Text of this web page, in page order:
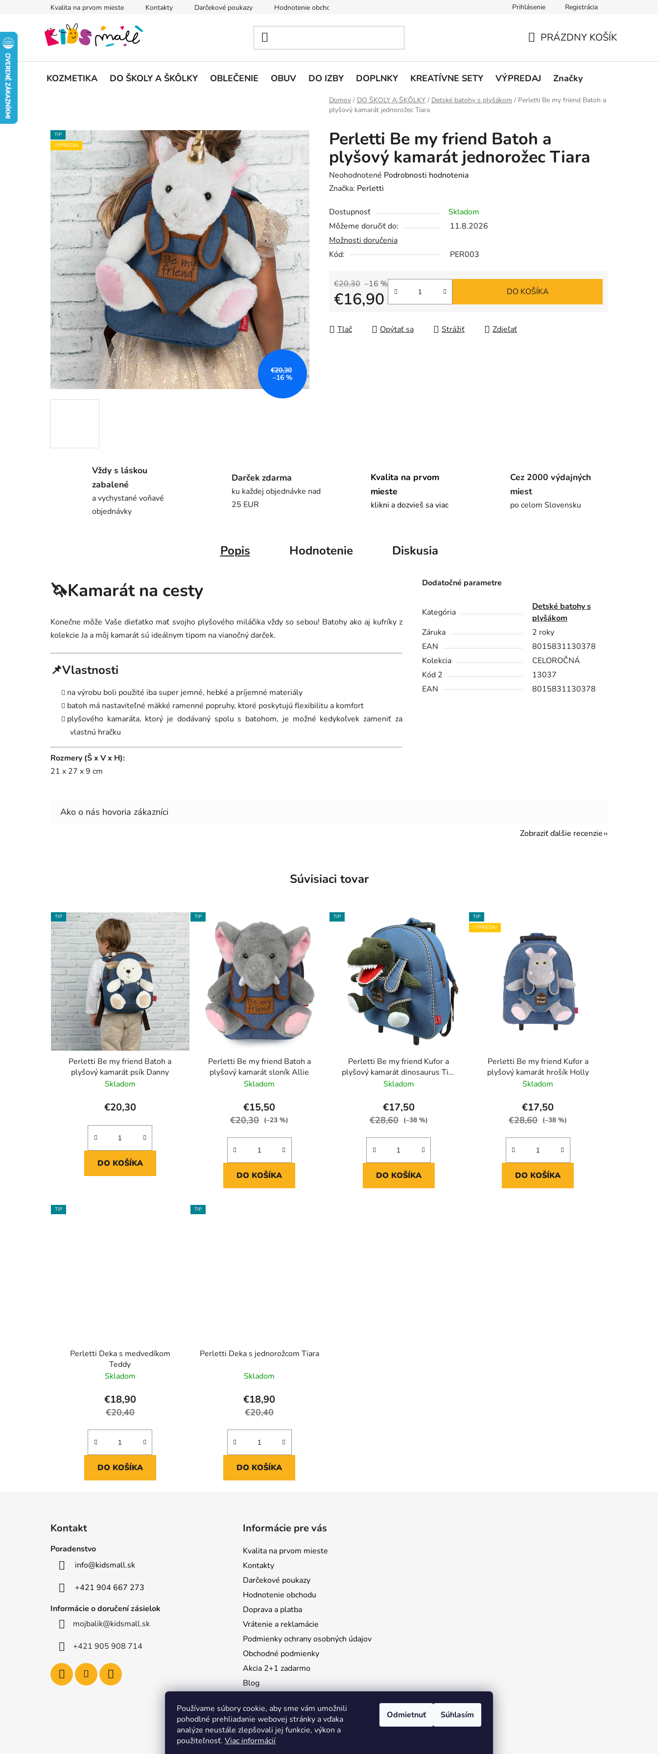
Používame súbory cookie, aby sme vám umožnili
pohodlné prehliadanie webovej stránky a vďaka
analýze neustále zlepšovali jej funkcie, výkon a
použiteľnosť. Viac informácií
Odmietnuť Súhlasím
Kvalita na prvom mieste Kontakty Darčekové poukazy Hodnotenie obchodu Podmienky ochrany osobných údajov
Prihlásenie Registrácia
KOŠÍK
PRÁZDNY KOŠÍK
KOZMETIKA DO ŠKOLY A ŠKÔLKY OBLEČENIE OBUV DO IZBY DOPLNKY KREATÍVNE SETY VÝPREDAJ Značky
Domov / DO ŠKOLY A ŠKÔLKY / Detské batohy s plyšákom / Perletti Be my friend Batoh a
plyšový kamarát jednorožec Tiara
Perletti Be my friend Batoh a
plyšový kamarát jednorožec Tiara
Priemerné
hodnotenie
je
0,0
z
5
Neohodnotené Podrobnosti hodnotenia
Značka: Perletti
Dostupnosť
Skladom
Môžeme doručiť do:
11.8.2026
Možnosti doručenia
Kód:
PER003
€20,30 –16 %
€16,90 DO KOŠÍKA
Tlač Opýtať sa Strážiť Zdieľať
TIP
VÝPREDAJ
€20,30
–16 %
Vždy s láskou
zabalené
a vychystané voňavé
objednávky
Darček zdarma
ku každej objednávke nad
25 EUR
Kvalita na prvom
mieste
klikni a dozvieš sa viac
Cez 2000 výdajných
miest
po celom Slovensku
Popis Hodnotenie Diskusia
🦄Kamarát na cesty
Konečne môže Vaše dieťatko mať svojho plyšového miláčika vždy so sebou! Batohy ako aj kufríky z
kolekcie Ja a môj kamarát sú ideálnym tipom na vianočný darček.
📌Vlastnosti
na výrobu boli použité iba super jemné, hebké a príjemné materiály
batoh má nastaviteľné mäkké ramenné popruhy, ktoré poskytujú flexibilitu a komfort
plyšového kamaráta, ktorý je dodávaný spolu s batohom, je možné kedykoľvek zameniť za
vlastnú hračku
Rozmery (Š x V x H):
21 x 27 x 9 cm
Dodatočné parametre
Kategória
Detské batohy s
plyšákom
Záruka
2 roky
EAN
8015831130378
Kolekcia
CELOROČNÁ
Kód 2
13037
EAN
8015831130378
Zobraziť ďalšie recenzie
Súvisiaci tovar
TIP
Perletti Be my friend Batoh a
plyšový kamarát psík Danny
Skladom
€20,30
DO KOŠÍKA
TIP
Perletti Be my friend Batoh a
plyšový kamarát sloník Allie
Skladom
€15,50
€20,30 (–23 %)
DO KOŠÍKA
TIP
Perletti Be my friend Kufor a
plyšový kamarát dinosaurus Tim
Rex
Skladom
€17,50
€28,60 (–38 %)
DO KOŠÍKA
TIP
VÝPREDAJ
Perletti Be my friend Kufor a
plyšový kamarát hrošík Holly
Skladom
€17,50
€28,60 (–38 %)
DO KOŠÍKA
TIP
Perletti Deka s medvedíkom
Teddy
Skladom
€18,90
€20,40
DO KOŠÍKA
TIP
Perletti Deka s jednorožcom Tiara
Skladom
€18,90
€20,40
DO KOŠÍKA
Kontakt
Poradenstvo
info@kidsmall.sk
+421 904 667 273
Informácie o doručení zásielok
mojbalik@kidsmall.sk
+421 905 908 714
Informácie pre vás
Kvalita na prvom mieste
Kontakty
Darčekové poukazy
Hodnotenie obchodu
Doprava a platba
Vrátenie a reklamácie
Podmienky ochrany osobných údajov
Obchodné podmienky
Akcia 2+1 zadarmo
Blog
Instagram